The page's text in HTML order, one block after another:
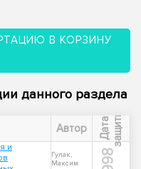
В КОРЗИНУ
данного раздела
Автор Д
а
т
а
з
а
щ
и
т ы
и
Гулак,
Максим